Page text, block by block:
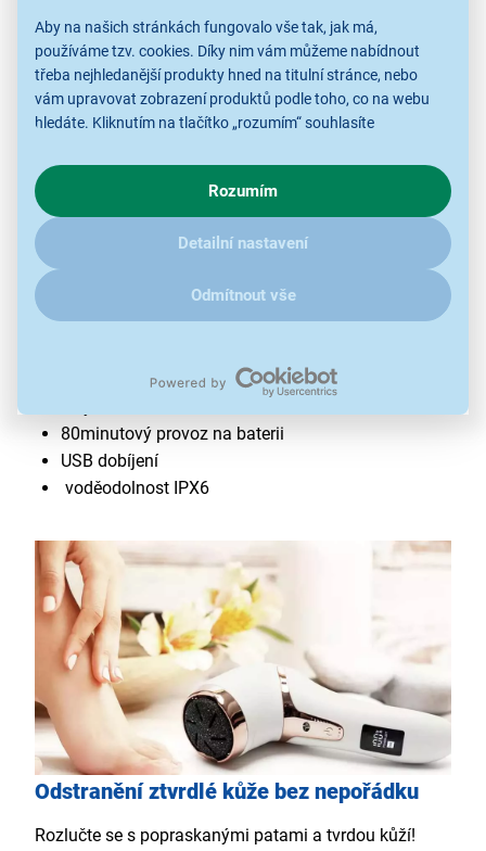
Aby na našich stránkách fungovalo vše tak, jak má,
používáme tzv. cookies. Díky nim vám můžeme nabídnout
třeba nejhledanější produkty hned na titulní stránce, nebo
vám upravovat zobrazení produktů podle toho, co na webu
hledáte. Kliknutím na tlačítko „rozumím“ souhlasíte
chování na webu pro zobrazení cílených reklam. Pokud vás
zajímají detaily, jak u nás s cookies a dalšími údaji pracujeme,
kliknětesem.
Rozumím
Detailní nastavení
Odmítnout vše
Odstraňovač ztvrdlé kůže a mozolů Rio
PEDI5
ergonomický design
zachycení odumřelé kůže
80minutový provoz na baterii
USB dobíjení
voděodolnost IPX6
Odstranění ztvrdlé kůže bez nepořádku
Rozlučte se s popraskanými patami a tvrdou kůží!